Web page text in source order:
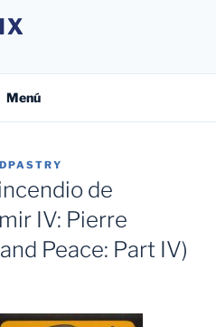
Menú
de
IV: Pierre
Peace: Part IV)